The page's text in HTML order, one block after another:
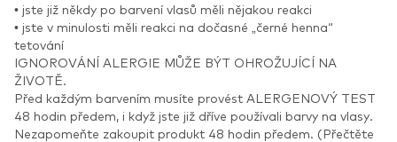
• jste již někdy po barvení vlasů měli nějakou reakci
• jste v minulosti měli reakci na dočasné „černé henna“
tetování
IGNOROVÁNÍ ALERGIE MŮŽE BÝT OHROŽUJÍCÍ NA
ŽIVOTĚ.
Před každým barvením musíte provést ALERGENOVÝ TEST
48 hodin předem, i když jste již dříve používali barvy na vlasy.
Nezapomeňte zakoupit produkt 48 hodin předem. (Přečtěte